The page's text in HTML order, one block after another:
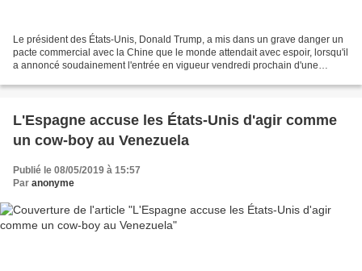
Le président des États-Unis, Donald Trump, a mis dans un grave danger un
pacte commercial avec la Chine que le monde attendait avec espoir, lorsqu'il
a annoncé soudainement l'entrée en vigueur vendredi prochain d'une
L'Espagne accuse les États-Unis d'agir comme
un cow-boy au Venezuela
Publié le 08/05/2019 à 15:57
Par anonyme